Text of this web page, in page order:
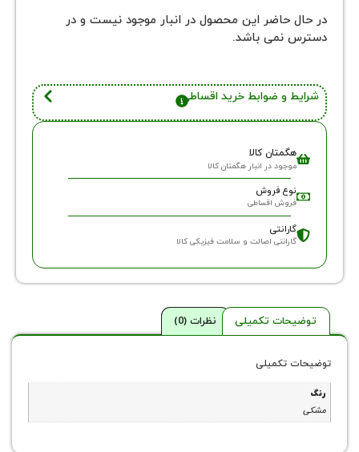
حاضر این محصول در انبار موجود نیست و در
نمی باشد.
و ضوابط خرید اقساطی
در انبار هگمتان کالا
اصالت و سلامت فیزیکی کالا
تکمیلی نظرات (0)
تکمیلی